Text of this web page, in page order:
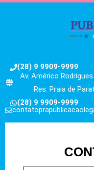
(28) 9 9909-9999
Av. Américo
Res. Praia de
(28) 9 9909-9999